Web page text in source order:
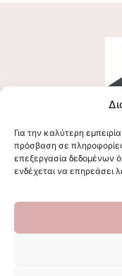
Για την καλύτερη
πρόσβαση σε
επεξεργασία δεδομένων
ενδέχεται να επηρεάσει